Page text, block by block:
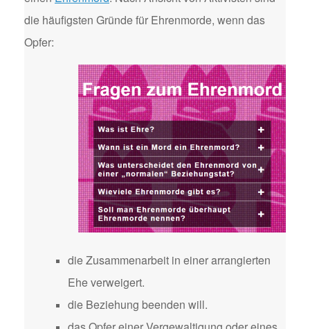
die häufigsten Gründe für Ehrenmorde, wenn das
Opfer:
die Zusammenarbeit in einer arrangierten
Ehe verweigert.
die Beziehung beenden will.